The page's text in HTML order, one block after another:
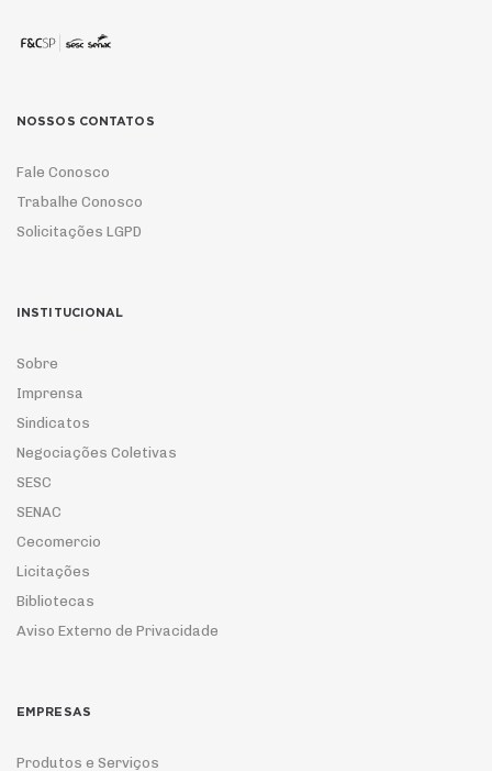
NOSSOS CONTATOS
Fale Conosco
Trabalhe Conosco
Solicitações LGPD
INSTITUCIONAL
Sobre
Imprensa
Sindicatos
Negociações Coletivas
SESC
SENAC
Cecomercio
Licitações
Bibliotecas
Aviso Externo de Privacidade
EMPRESAS
Produtos e Serviços